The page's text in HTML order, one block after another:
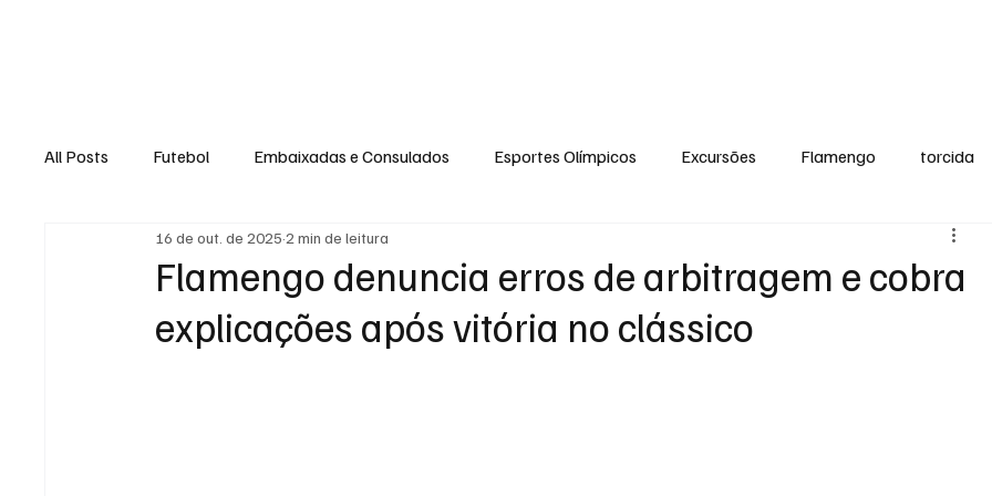
All Posts Futebol Embaixadas e Consulados Esportes Olímpicos Excursões Flamengo torcida
Flamengo denuncia erros de arbitragem e cobra
explicações após vitória no clássico
16 de out. de 2025 2 min de leitura